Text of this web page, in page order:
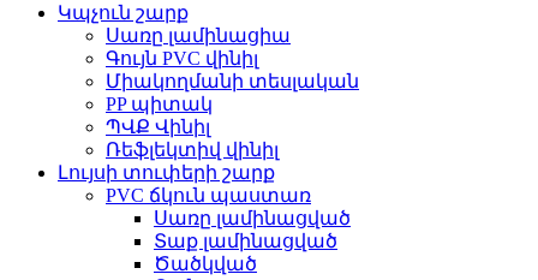
Կպչուն շարք
Սառը լամինացիա
Գույն PVC վինիլ
Միակողմանի տեսլական
PP պիտակ
ՊՎՔ Վինիլ
Ռեֆլեկտիվ վինիլ
Լույսի տուփերի շարք
PVC ճկուն պաստառ
Սառը լամինացված
Տաք լամինացված
Ծածկված